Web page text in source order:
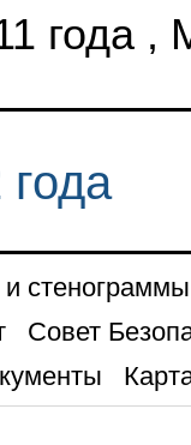
года ,
стенограммы
Совет